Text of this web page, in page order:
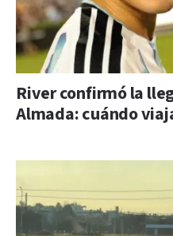
River confirmó la
Almada: cuándo